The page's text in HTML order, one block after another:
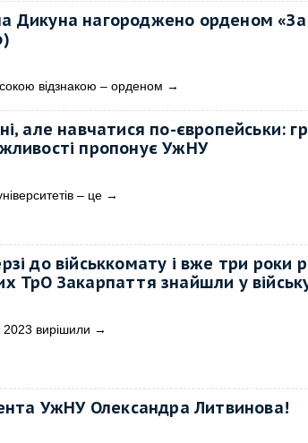
Дикуна нагороджено орденом
відзнакою – орденом →
але навчатися по-європейськи:
пропонує УжНУ
– це →
до військкомату і вже три роки
ТрО Закарпаття знайшли у
2023 вирішили →
УжНУ Олександра Литвинова!